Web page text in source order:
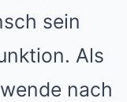
sein
Als
nach